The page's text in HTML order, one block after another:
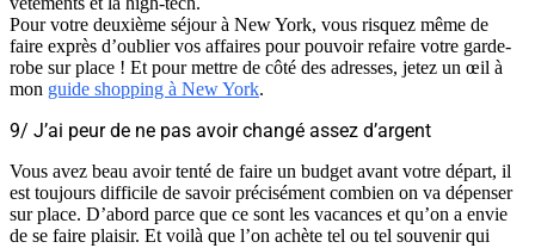
Pour votre deuxième séjour à New York, vous risquez même de
faire exprès d’oublier vos affaires pour pouvoir refaire votre garde-
robe sur place ! Et pour mettre de côté des adresses, jetez un œil à
mon guide shopping à New York.
9/ J’ai peur de ne pas avoir changé assez d’argent
Vous avez beau avoir tenté de faire un budget avant votre départ, il
est toujours difficile de savoir précisément combien on va dépenser
sur place. D’abord parce que ce sont les vacances et qu’on a envie
de se faire plaisir. Et voilà que l’on achète tel ou tel souvenir qui